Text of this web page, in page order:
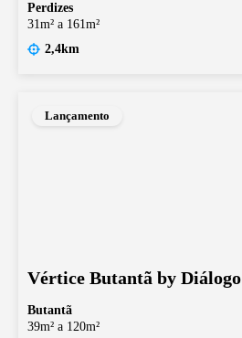
Perdizes
31m² a 161m²
2,4km
Lançamento
Vértice Butantã by Diálogo
Butantã
39m² a 120m²